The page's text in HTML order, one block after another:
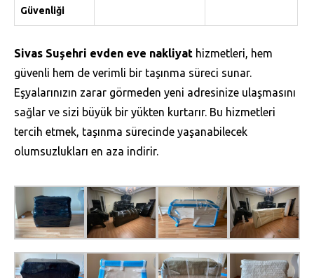
Güvenliği
Sivas Suşehri evden eve nakliyat hizmetleri, hem
güvenli hem de verimli bir taşınma süreci sunar.
Eşyalarınızın zarar görmeden yeni adresinize ulaşmasını
sağlar ve sizi büyük bir yükten kurtarır. Bu hizmetleri
tercih etmek, taşınma sürecinde yaşanabilecek
olumsuzlukları en aza indirir.